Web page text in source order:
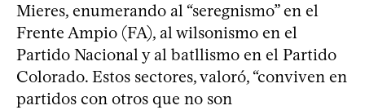
Mieres, enumerando al “seregnismo” en el
Frente Ampio (FA), al wilsonismo en el
Partido Nacional y al batllismo en el Partido
Colorado. Estos sectores, valoró, “conviven en
partidos con otros que no son